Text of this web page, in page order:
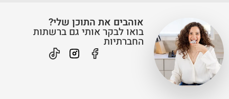
אוהבים את התוכן שלי?
בואו לבקר אותי גם ברשתות
החברתיות